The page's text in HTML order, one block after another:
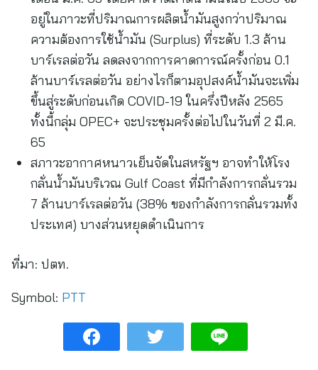
อยู่ในภาวะที่ปริมาณการผลิตน้ำมันสูงกว่าปริมาณ
ความต้องการใช้น้ำมัน (Surplus) ที่ระดับ 1.3 ล้าน
บาร์เรลต่อวัน ลดลงจากการคาดการณ์ครั้งก่อน 0.1
ล้านบาร์เรลต่อวัน อย่างไรก็ตามอุปสงค์น้ำมันจะเพิ่ม
ขึ้นสู่ระดับก่อนเกิด COVID-19 ในครึ่งปีหลัง 2565
ทั้งนี้กลุ่ม OPEC+ จะประชุมครั้งต่อไปในวันที่ 2 มี.ค.
65
สภาวะอากาศหนาวเย็นจัดในสหรัฐฯ อาจทำให้โรง
กลั่นน้ำมันบริเวณ Gulf Coast ที่มีกำลังการกลั่นรวม
7 ล้านบาร์เรลต่อวัน (38% ของกำลังการกลั่นรวมทั้ง
ประเทศ) บางส่วนหยุดดำเนินการ
ที่มา: ปตท.
Symbol: PTT